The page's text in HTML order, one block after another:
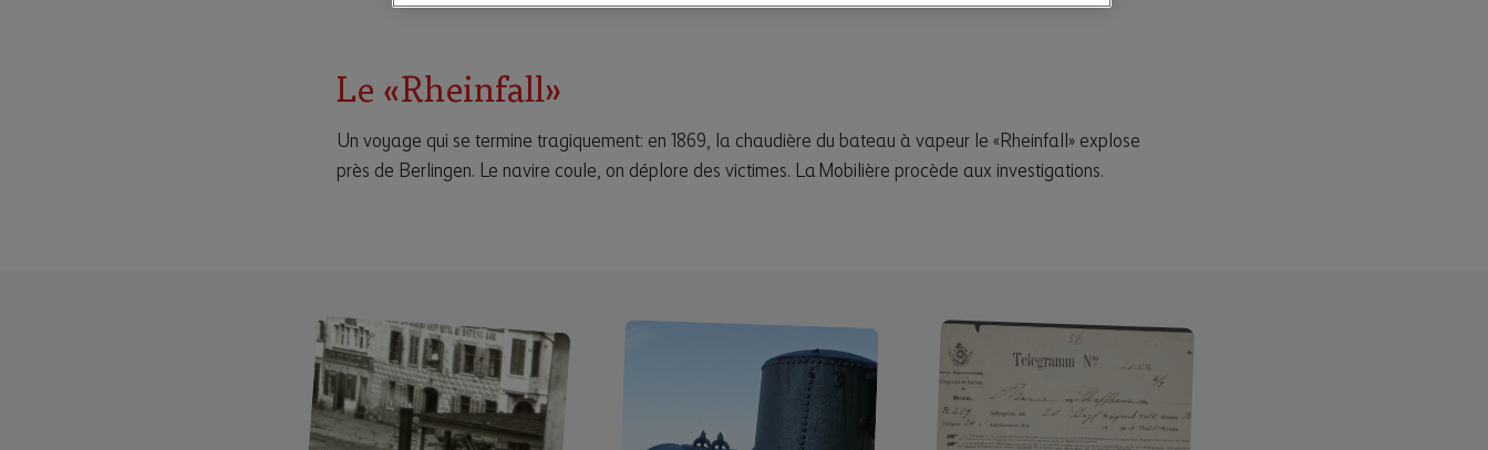
Le «Rheinfall»
Un voyage qui se termine tragiquement: en 1869, la chaudière du bateau à vapeur le «Rheinfall» explose
près de Berlingen. Le navire coule, on déplore des victimes. La Mobilière procède aux investigations.